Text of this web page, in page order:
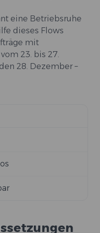
eine Betriebsruhe
dieses Flows
mit
23. bis 27.
28. Dezember –